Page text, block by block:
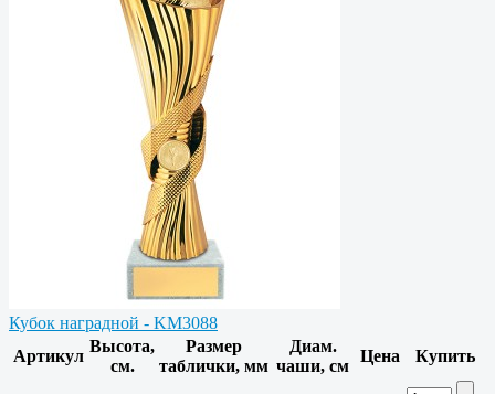
Кубок наградной - KM3088
Артикул
Высота,
см.
Размер
таблички, мм
Диам.
чаши, см
Цена Купить